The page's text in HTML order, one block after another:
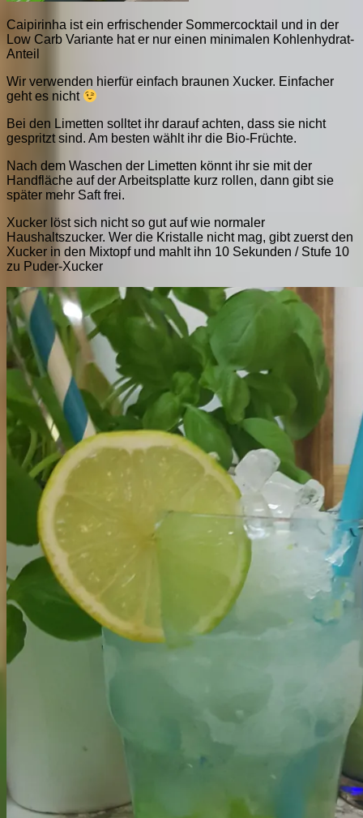
Caipirinha ist ein erfrischender Sommercocktail und in der
Low Carb Variante hat er nur einen minimalen Kohlenhydrat-
Anteil
Wir verwenden hierfür einfach braunen Xucker. Einfacher
geht es nicht
Bei den Limetten solltet ihr darauf achten, dass sie nicht
gespritzt sind. Am besten wählt ihr die Bio-Früchte.
Nach dem Waschen der Limetten könnt ihr sie mit der
Handfläche auf der Arbeitsplatte kurz rollen, dann gibt sie
später mehr Saft frei.
Xucker löst sich nicht so gut auf wie normaler
Haushaltszucker. Wer die Kristalle nicht mag, gibt zuerst den
Xucker in den Mixtopf und mahlt ihn 10 Sekunden / Stufe 10
zu Puder-Xucker